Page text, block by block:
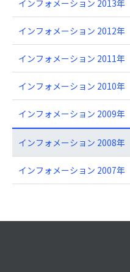
インフォメーション 2013年
インフォメーション 2012年
インフォメーション 2011年
インフォメーション 2010年
インフォメーション 2009年
インフォメーション 2008年
インフォメーション 2007年